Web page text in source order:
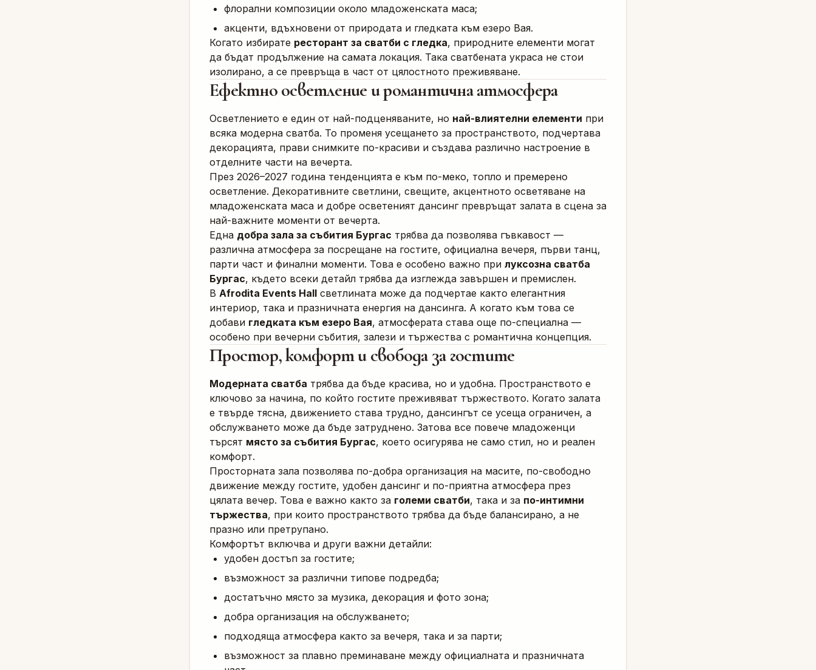
флорални композиции около младоженската маса;
акценти, вдъхновени от природата и гледката към езеро Вая.
Когато избирате ресторант за сватби с гледка, природните елементи могат
да бъдат продължение на самата локация. Така сватбената украса не стои
изолирано, а се превръща в част от цялостното преживяване.
Ефектно осветление и романтична атмосфера
Осветлението е един от най-подценяваните, но най-влиятелни елементи при
всяка модерна сватба. То променя усещането за пространството, подчертава
декорацията, прави снимките по-красиви и създава различно настроение в
отделните части на вечерта.
През 2026–2027 година тенденцията е към по-меко, топло и премерено
осветление. Декоративните светлини, свещите, акцентното осветяване на
младоженската маса и добре осветеният дансинг превръщат залата в сцена за
най-важните моменти от вечерта.
Една добра зала за събития Бургас трябва да позволява гъвкавост —
различна атмосфера за посрещане на гостите, официална вечеря, първи танц,
парти част и финални моменти. Това е особено важно при луксозна сватба
Бургас, където всеки детайл трябва да изглежда завършен и премислен.
В Afrodita Events Hall светлината може да подчертае както елегантния
интериор, така и празничната енергия на дансинга. А когато към това се
добави гледката към езеро Вая, атмосферата става още по-специална —
особено при вечерни събития, залези и тържества с романтична концепция.
Простор, комфорт и свобода за гостите
Модерната сватба трябва да бъде красива, но и удобна. Пространството е
ключово за начина, по който гостите преживяват тържеството. Когато залата
е твърде тясна, движението става трудно, дансингът се усеща ограничен, а
обслужването може да бъде затруднено. Затова все повече младоженци
търсят място за събития Бургас, което осигурява не само стил, но и реален
комфорт.
Просторната зала позволява по-добра организация на масите, по-свободно
движение между гостите, удобен дансинг и по-приятна атмосфера през
цялата вечер. Това е важно както за големи сватби, така и за по-интимни
тържества, при които пространството трябва да бъде балансирано, а не
празно или претрупано.
Комфортът включва и други важни детайли:
удобен достъп за гостите;
възможност за различни типове подредба;
достатъчно място за музика, декорация и фото зона;
добра организация на обслужването;
подходяща атмосфера както за вечеря, така и за парти;
възможност за плавно преминаване между официалната и празничната